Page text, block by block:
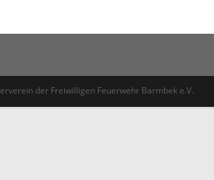
der Freiwilligen Feuerwehr Barmbek e.V.